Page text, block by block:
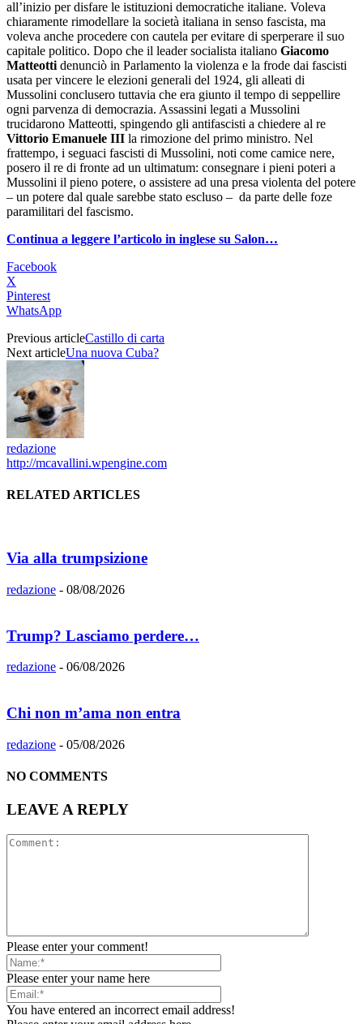
all’inizio per disfare le istituzioni democratiche italiane. Voleva
chiaramente rimodellare la società italiana in senso fascista, ma
voleva anche procedere con cautela per evitare di sperperare il suo
capitale politico. Dopo che il leader socialista italiano Giacomo
Matteotti denunciò in Parlamento la violenza e la frode dai fascisti
usata per vincere le elezioni generali del 1924, gli alleati di
Mussolini conclusero tuttavia che era giunto il tempo di seppellire
ogni parvenza di democrazia. Assassini legati a Mussolini
trucidarono Matteotti, spingendo gli antifascisti a chiedere al re
Vittorio Emanuele III la rimozione del primo ministro. Nel
frattempo, i seguaci fascisti di Mussolini, noti come camice nere,
posero il re di fronte ad un ultimatum: consegnare i pieni poteri a
Mussolini il pieno potere, o assistere ad una presa violenta del potere
– un potere dal quale sarebbe stato escluso – da parte delle foze
paramilitari del fascismo.
Continua a leggere l’articolo in inglese su Salon…
Facebook
X
Pinterest
WhatsApp
Previous articleCastillo di carta
Next articleUna nuova Cuba?
redazione
http://mcavallini.wpengine.com
RELATED ARTICLES
Via alla trumpsizione
redazione - 08/08/2026
Trump? Lasciamo perdere…
redazione - 06/08/2026
Chi non m’ama non entra
redazione - 05/08/2026
NO COMMENTS
LEAVE A REPLY
Please enter your comment!
Please enter your name here
You have entered an incorrect email address!